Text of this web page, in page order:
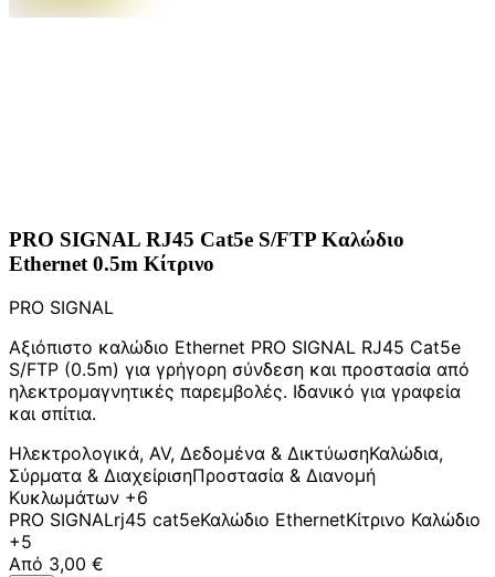
PRO SIGNAL RJ45 Cat5e S/FTP Καλώδιο
Ethernet 0.5m Κίτρινο
PRO SIGNAL
Αξιόπιστο καλώδιο Ethernet PRO SIGNAL RJ45 Cat5e
S/FTP (0.5m) για γρήγορη σύνδεση και προστασία από
ηλεκτρομαγνητικές παρεμβολές. Ιδανικό για γραφεία
και σπίτια.
Ηλεκτρολογικά, AV, Δεδομένα & ΔικτύωσηΚαλώδια,
Σύρματα & ΔιαχείρισηΠροστασία & Διανομή
Κυκλωμάτων +6
PRO SIGNALrj45 cat5eΚαλώδιο EthernetΚίτρινο Καλώδιο
+5
Από 3,00 €